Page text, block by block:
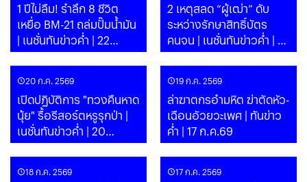
1 ปีไม่ลืม! รำลึก 8 ชีวิต
เหยื่อ BM-21 ถล่มปั๊มน้ำมัน
| เนชั่นทันข่าวค่ำ | 22
ก.ค.69 | PART
2 เหตุสลด “ผู้เฒ่า” ดับ
ระหว่างรักษาสิทธิ์บัตร
คนจน | เนชั่นทันข่าวค่ำ | 21
ก.ค.69 | PART
20 ก.ค. 2569
เปิดปฏิบัติการ "ทวงคืนหาด
นุ้ย" รื้อรีสอร์ตหรูรุกป่า |
เนชั่นทันข่าวค่ำ | 20
ก.ค.69 | PART
19 ก.ค. 2569
ล่าฆาตกรอำมหิต ฆ่าตัดหัว-
เฉือนอัวยวะเพศ | ทันข่าว
ค่ำ | 17 ก.ค.69
18 ก.ค. 2569 17 ก.ค. 2569